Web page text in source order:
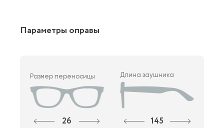
Параметры оправы
Размер переносицы
26
Длина заушника
145